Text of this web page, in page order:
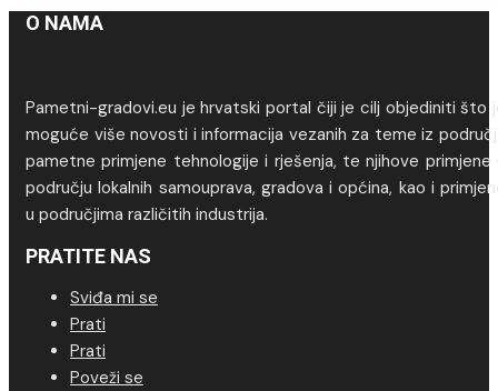
O NAMA
Pametni-gradovi.eu je hrvatski portal čiji je cilj objediniti što
moguće više novosti i informacija vezanih za teme iz
pametne primjene tehnologije i rješenja, te njihove primjene
području lokalnih samouprava, gradova i općina, kao i
u područjima različitih industrija.
PRATITE NAS
Sviđa mi se
Prati
Prati
Poveži se